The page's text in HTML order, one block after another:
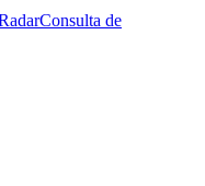
Consulta de